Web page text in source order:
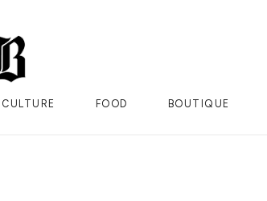
CULTURE FOOD BOUTIQUE